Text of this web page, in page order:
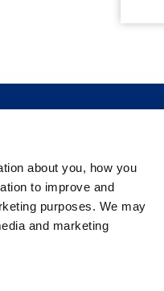
about you, how you
to improve and
purposes. We may
and marketing